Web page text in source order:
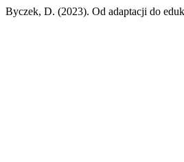
Byczek, D. (2023). Od adaptacji do